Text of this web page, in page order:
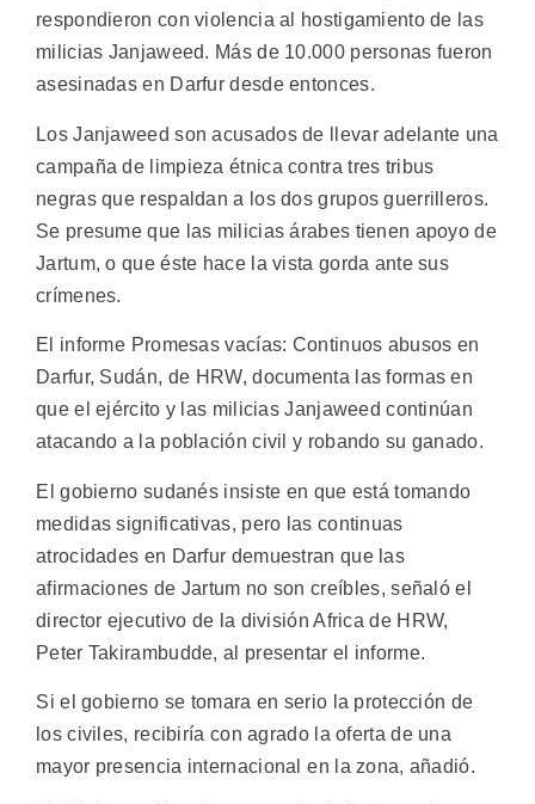
respondieron con violencia al hostigamiento de las
milicias Janjaweed. Más de 10.000 personas fueron
asesinadas en Darfur desde entonces.
Los Janjaweed son acusados de llevar adelante una
campaña de limpieza étnica contra tres tribus
negras que respaldan a los dos grupos guerrilleros.
Se presume que las milicias árabes tienen apoyo de
Jartum, o que éste hace la vista gorda ante sus
crímenes.
El informe Promesas vacías: Continuos abusos en
Darfur, Sudán, de HRW, documenta las formas en
que el ejército y las milicias Janjaweed continúan
atacando a la población civil y robando su ganado.
El gobierno sudanés insiste en que está tomando
medidas significativas, pero las continuas
atrocidades en Darfur demuestran que las
afirmaciones de Jartum no son creíbles, señaló el
director ejecutivo de la división Africa de HRW,
Peter Takirambudde, al presentar el informe.
Si el gobierno se tomara en serio la protección de
los civiles, recibiría con agrado la oferta de una
mayor presencia internacional en la zona, añadió.